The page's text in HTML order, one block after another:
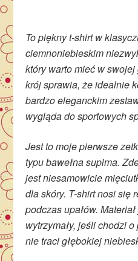
To piękny t-shirt w
ciemnoniebieskim
który warto mieć w
krój sprawia, że idealnie
bardzo eleganckim
wygląda do sportowych
Jest to moje pierwsze
typu bawełna supima.
jest niesamowicie
dla skóry. T-shirt nosi się
podczas upałów.
wytrzymały, jeśli chodzi
nie traci głębokiej